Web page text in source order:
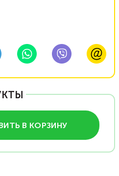
В КОРЗИНУ